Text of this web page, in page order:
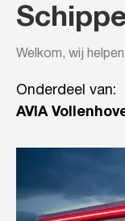
Welkom, wij
Onderdeel van:
AVIA